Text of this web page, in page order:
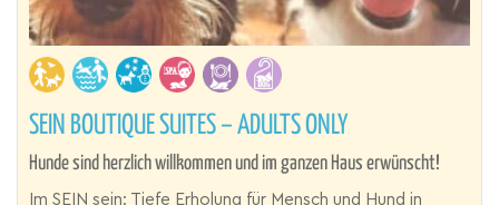
SEIN BOUTIQUE SUITES – ADULTS ONLY
Hunde sind herzlich willkommen und im ganzen Haus erwünscht!
Im SEIN sein: Tiefe Erholung für Mensch und Hund in